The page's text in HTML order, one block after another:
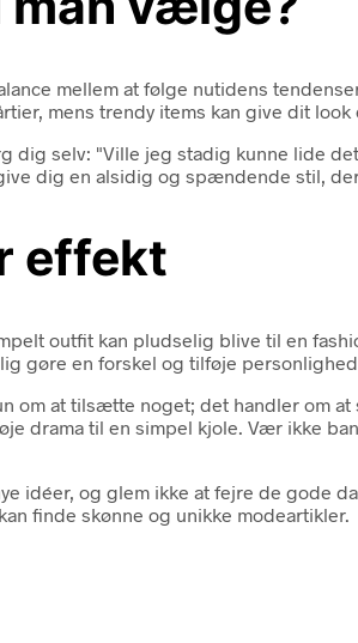
mellem at følge nutidens
mens trendy items kan give dit look
selv: "Ville jeg stadig kunne lide
dig en alsidig og spændende stil,
effekt
outfit kan pludselig blive til en
gøre en forskel og tilføje
om at tilsætte noget; det handler om
drama til en simpel kjole. Vær ikke
idéer, og glem ikke at fejre de gode
kan finde skønne og unikke modeartikler.